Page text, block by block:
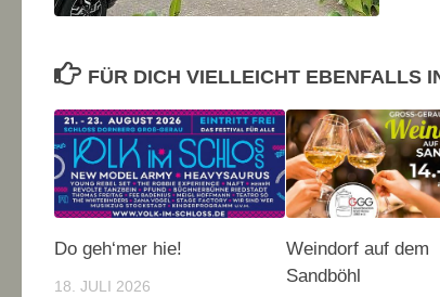
FÜR DICH VIELLEICHT EBENFALLS
Do geh‘mer hie!
18. JULI 2026
Weindorf auf dem
Sandböhl